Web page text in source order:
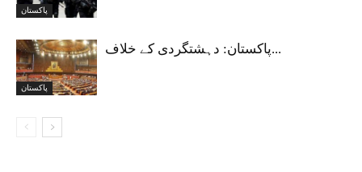
پاکستان
پاکستان
پاکستان: دہشتگردی کے خلاف...